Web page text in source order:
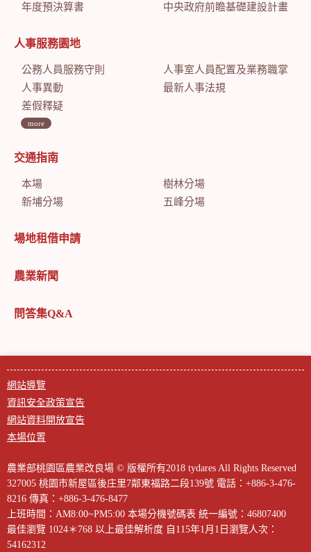
年度預決算書
中央政府前瞻基礎建設計畫特別預算會計月報
人事服務園地
公務人員服務守則
人事室人員配置及業務職掌
人事異動
最新人事法規
差假釋疑
more
交通指南
本場
樹林分場
新埔分場
五峰分場
場地租借申請
農業新聞
問答集Q&A
網站導覽
資訊安全政策宣告
網站資料開放宣告
本場位置
農業部桃園區農業改良場 © 版權所有2018 tydares All Rights Reserved
327005 桃園市新屋區後庄里7鄰東福路二段139號 電話：+886-3-476-
8216 傳真：+886-3-476-8477
上班時間：AM8:00~PM5:00 本場分機號碼表 統一編號：46807400
最佳瀏覽 1024＊768 以上最佳解析度 自115年1月1日瀏覽人次：
54162312